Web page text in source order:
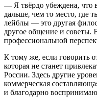
— Я твёрдо убеждена, что
дальше, чем то место, где
лейблы — это другая
другое общение и советы.
профессиональной
К тому же, если говорить
которая не станет
России. Здесь другие
коммерческая
и благодарно